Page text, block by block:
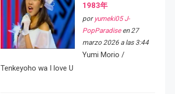
1983年
por yumeki05 J-
PopParadiseen 27
marzo 2026 a las 3:44
Yumi Morio /
Tenkeyoho wa I love U